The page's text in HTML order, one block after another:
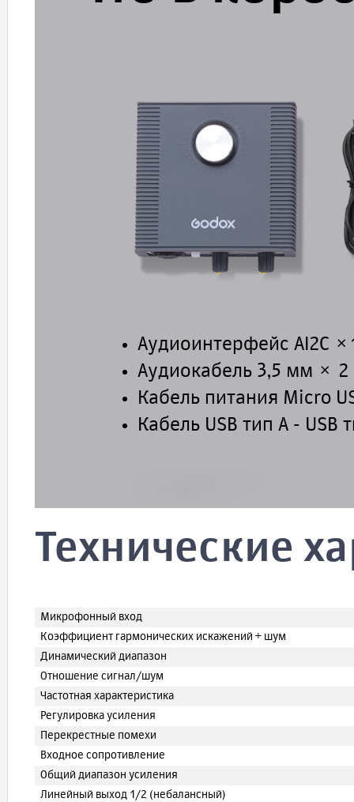
Аудиоинтерфейс AI2C
Аудиокабель 3,5 мм × 2
Кабель питания Micro
Кабель USB тип A - USB
Технические
Микрофонный вход
Коэффициент гармонических искажений + шум
Динамический диапазон
Отношение сигнал/шум
Частотная характеристика
Регулировка усиления
Перекрестные помехи
Входное сопротивление
Общий диапазон усиления
Линейный выход 1/2 (небалансный)